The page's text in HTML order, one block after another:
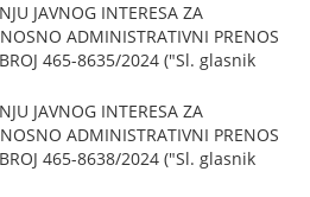
JAVNOG INTERESA ZA
ADMINISTRATIVNI PRENOS
465-8635/2024 ("Sl. glasnik
JAVNOG INTERESA ZA
ADMINISTRATIVNI PRENOS
465-8638/2024 ("Sl. glasnik